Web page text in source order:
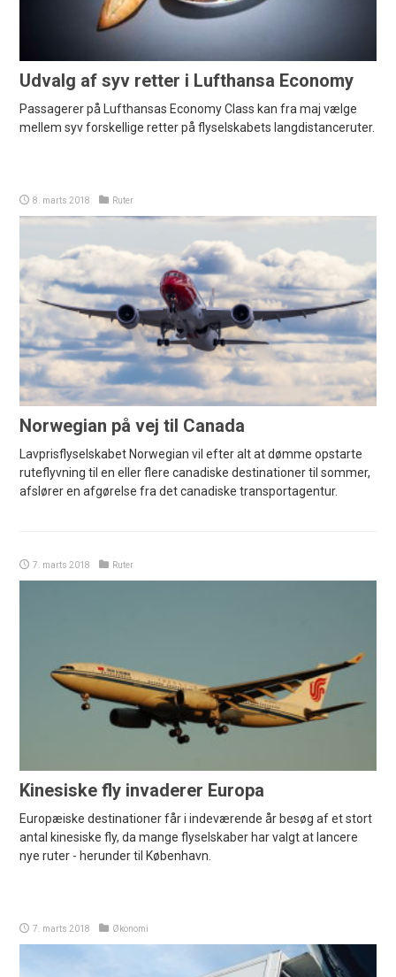
Udvalg af syv retter i Lufthansa Economy
Passagerer på Lufthansas Economy Class kan fra maj vælge
mellem syv forskellige retter på flyselskabets langdistanceruter.
8. marts 2018 Ruter
Norwegian på vej til Canada
Lavprisflyselskabet Norwegian vil efter alt at dømme opstarte
ruteflyvning til en eller flere canadiske destinationer til sommer,
afslører en afgørelse fra det canadiske transportagentur.
7. marts 2018 Ruter
Kinesiske fly invaderer Europa
Europæiske destinationer får i indeværende år besøg af et stort
antal kinesiske fly, da mange flyselskaber har valgt at lancere
nye ruter - herunder til København.
7. marts 2018 Økonomi